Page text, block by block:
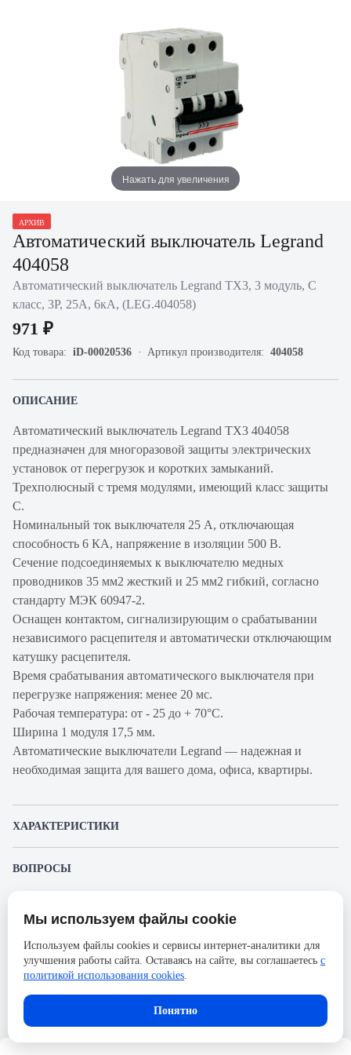
Нажать для увеличения
АРХИВ
Автоматический выключатель Legrand
404058
Автоматический выключатель Legrand TX3, 3 модуль, C
класс, 3P, 25А, 6кА, (LEG.404058)
971 ₽
Код товара: iD-00020536 Артикул производителя: 404058
ОПИСАНИЕ
Автоматический выключатель Legrand TX3 404058
предназначен для многоразовой защиты электрических
установок от перегрузок и коротких замыканий.
Трехполюсный с тремя модулями, имеющий класс защиты
С.
Номинальный ток выключателя 25 А, отключающая
способность 6 КА, напряжение в изоляции 500 В.
Сечение подсоединяемых к выключателю медных
проводников 35 мм2 жесткий и 25 мм2 гибкий, согласно
стандарту МЭК 60947-2.
Оснащен контактом, сигнализирующим о срабатывании
независимого расцепителя и автоматически отключающим
катушку расцепителя.
Время срабатывания автоматического выключателя при
перегрузке напряжения: менее 20 мс.
Рабочая температура: от - 25 до + 70°С.
Ширина 1 модуля 17,5 мм.
Автоматические выключатели Legrand — надежная и
необходимая защита для вашего дома, офиса, квартиры.
ХАРАКТЕРИСТИКИ
Производитель
Серия
TX3
Номинальный ток
Напряжение, В
400
Количество полюсов
ВОПРОСЫ
Пожалуйста, авторизуйтесь, чтобы иметь
возможность оставлять вопросы.
Представленные изображения и характеристики могут отличаться от реального
без предварительного уведомления. Компания АйДистрибьют не несёт
ответственности в случае не соответствия текущей модели товаров фотографиям,
размещённым в карточке товара.
Мы используем файлы cookie
Используем файлы cookies и сервисы интернет-аналитики для
улучшения работы сайта. Оставаясь на сайте, вы соглашаетесь с
политикой использования cookies.
Понятно